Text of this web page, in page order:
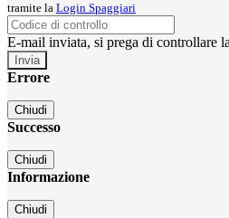
tramite la Login Spaggiari
E-mail inviata, si prega di controllare
Errore
Chiudi
Successo
Chiudi
Informazione
Chiudi